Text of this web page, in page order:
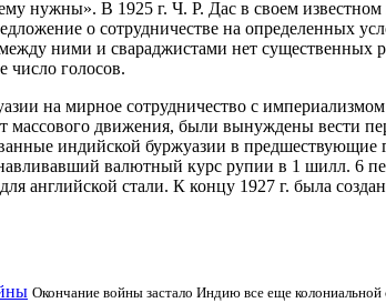
нужны». В 1925 г. Ч. Р. Дас в своем
о сотрудничестве на определенных
между ними и свараджистами нет
число голосов.
на мирное сотрудничество с
массового движения, были вынуждены вести
индийской буржуазии в
валютный курс рупии в 1 шилл. 6
английской стали. К концу 1927 г. была
Окончание войны застало Индию все еще